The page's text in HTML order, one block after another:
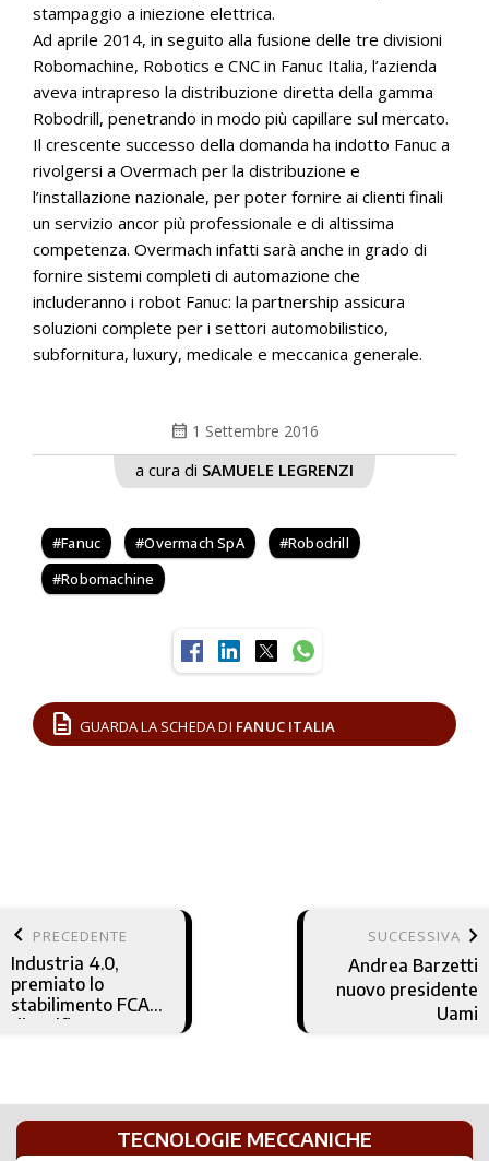
stampaggio a iniezione elettrica.
Ad aprile 2014, in seguito alla fusione delle tre divisioni
Robomachine, Robotics e CNC in Fanuc Italia, l’azienda
aveva intrapreso la distribuzione diretta della gamma
Robodrill, penetrando in modo più capillare sul mercato.
Il crescente successo della domanda ha indotto Fanuc a
rivolgersi a Overmach per la distribuzione e
l’installazione nazionale, per poter fornire ai clienti finali
un servizio ancor più professionale e di altissima
competenza. Overmach infatti sarà anche in grado di
fornire sistemi completi di automazione che
includeranno i robot Fanuc: la partnership assicura
soluzioni complete per i settori automobilistico,
subfornitura, luxury, medicale e meccanica generale.
calendar_month 1 Settembre 2016
a cura di SAMUELE LEGRENZI
Fanuc Overmach SpA
Robodrill
Robomachine
description GUARDA LA SCHEDA DI FANUC ITALIA
keyboard_arrow_left PRECEDENTE
Industria 4.0,
premiato lo
stabilimento FCA
di Melfi
SUCCESSIVA keyboard_arrow_right
Andrea Barzetti
nuovo presidente
Uami
TECNOLOGIE MECCANICHE